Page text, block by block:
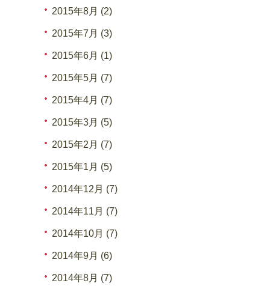
2015年8月 (2)
2015年7月 (3)
2015年6月 (1)
2015年5月 (7)
2015年4月 (7)
2015年3月 (5)
2015年2月 (7)
2015年1月 (5)
2014年12月 (7)
2014年11月 (7)
2014年10月 (7)
2014年9月 (6)
2014年8月 (7)